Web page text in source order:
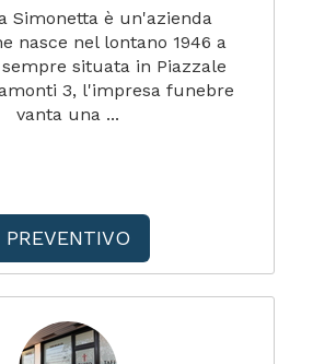
Simonetta è un'azienda
nasce nel lontano 1946 a
sempre situata in Piazzale
3, l'impresa funebre
vanta una ...
PREVENTIVO